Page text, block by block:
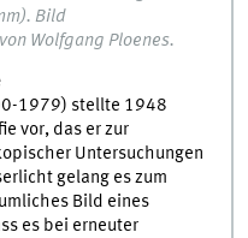
Bild
Wolfgang Ploenes.
1979) stellte 1948
vor, das er zur
Untersuchungen
gelang es zum
Bild eines
es bei erneuter